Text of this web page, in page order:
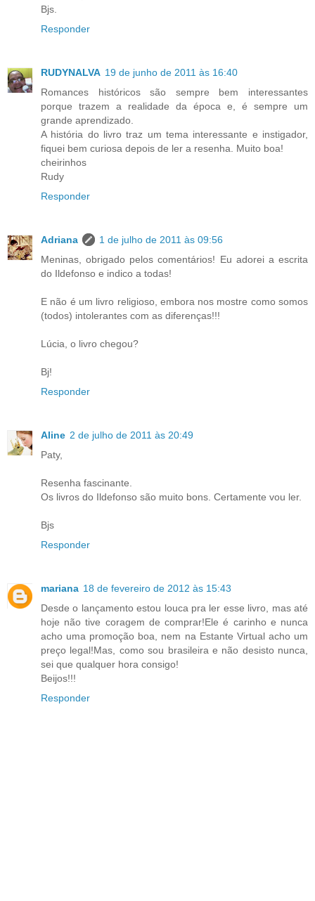
Bjs.
Responder
RUDYNALVA 19 de junho de 2011 às 16:40
Romances históricos são sempre bem interessantes
porque trazem a realidade da época e, é sempre um
grande aprendizado.
A história do livro traz um tema interessante e instigador,
fiquei bem curiosa depois de ler a resenha. Muito boa!
cheirinhos
Rudy
Responder
Adriana
1 de julho de 2011 às 09:56
Meninas, obrigado pelos comentários! Eu adorei a escrita
do Ildefonso e indico a todas!
E não é um livro religioso, embora nos mostre como somos
(todos) intolerantes com as diferenças!!!
Lúcia, o livro chegou?
Bj!
Responder
Aline 2 de julho de 2011 às 20:49
Paty,
Resenha fascinante.
Os livros do Ildefonso são muito bons. Certamente vou ler.
Bjs
Responder
mariana 18 de fevereiro de 2012 às 15:43
Desde o lançamento estou louca pra ler esse livro, mas até
hoje não tive coragem de comprar!Ele é carinho e nunca
acho uma promoção boa, nem na Estante Virtual acho um
preço legal!Mas, como sou brasileira e não desisto nunca,
sei que qualquer hora consigo!
Beijos!!!
Responder